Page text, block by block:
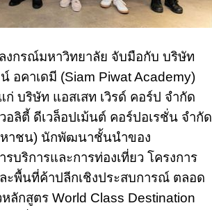
กรณ์มหาวิทยาลัย จับมือกับ บริษัท
อคาเดมี (Siam Piwat Academy)
บริษัท แอสเสท เวิรด์ คอร์ป จำกัด
ลิตี้ ดีเวล็อปเม้นต์ คอร์ปอเรชั่น จำกัด
าชน) นักพัฒนาชั้นนำของ
บริการและการท่องเที่ยว โครงการ
ะพื้นที่ค้าปลีกเชิงประสบการณ์ ตลอด
ลักสูตร World Class Destination